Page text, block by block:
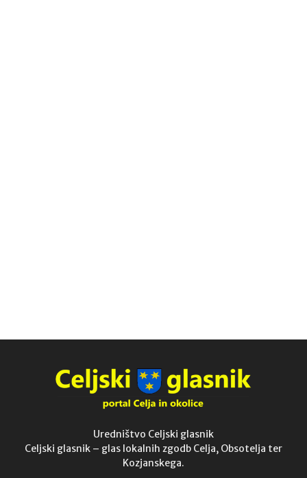
Uredništvo Celjski glasnik
Celjski glasnik – glas lokalnih zgodb Celja, Obsotelja ter
Kozjanskega.